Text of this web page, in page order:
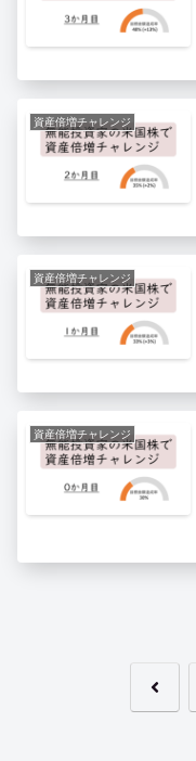
資産倍増チャレンジ
資産倍増チャレンジ
資産倍増チャレンジ
前